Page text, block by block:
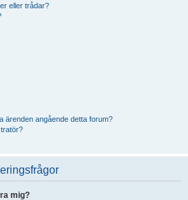
eller trådar?
ärenden angående detta forum?
mig?